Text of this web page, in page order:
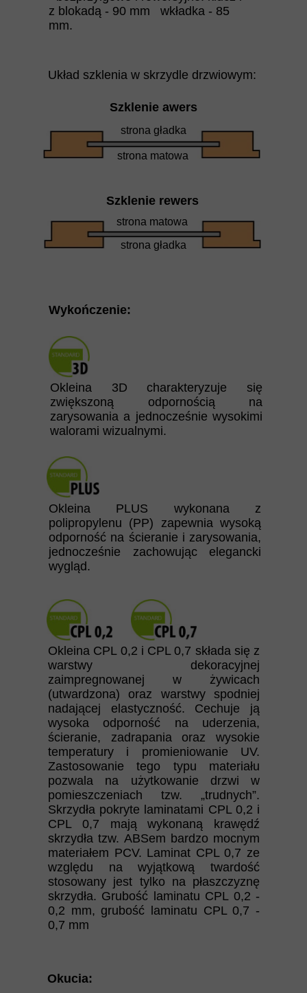
Okleina 3D charakteryzuje się
zwiększoną odpornością na
zarysowania a jednocześnie wysokimi
walorami wizualnymi.
z blokadą - 90 mm wkładka - 85
mm.
strona matowa
strona gładka
strona matowa
strona gładka
Szklenie rewers
Szklenie awers
Układ szklenia w skrzydle drzwiowym:
Okucia:
Okleina CPL 0,2 i CPL 0,7 składa się z
warstwy dekoracyjnej
zaimpregnowanej w żywicach
(utwardzona) oraz warstwy spodniej
nadającej elastyczność. Cechuje ją
wysoka odporność na uderzenia,
ścieranie, zadrapania oraz wysokie
temperatury i promieniowanie UV.
Zastosowanie tego typu materiału
pozwala na użytkowanie drzwi w
pomieszczeniach tzw. „trudnych”.
Skrzydła pokryte laminatami CPL 0,2 i
CPL 0,7 mają wykonaną krawędź
skrzydła tzw. ABSem bardzo mocnym
materiałem PCV. Laminat CPL 0,7 ze
względu na wyjątkową twardość
stosowany jest tylko na płaszczyznę
skrzydła. Grubość laminatu CPL 0,2 -
0,2 mm, grubość laminatu CPL 0,7 -
0,7 mm
Okleina PLUS wykonana z
polipropylenu (PP) zapewnia wysoką
odporność na ścieranie i zarysowania,
jednocześnie zachowując elegancki
wygląd.
Wykończenie: